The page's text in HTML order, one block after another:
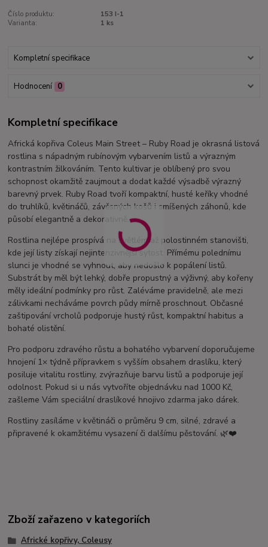
Číslo produktu:
153 I-1
Varianta:
1 ks
Kompletní specifikace
Hodnocení 0
Kompletní specifikace
Africká kopřiva Coleus Main Street – Ruby Road je okrasná listová
rostlina s nápadným rubínovým vybarvením listů a výrazným
kontrastním žilkováním. Tento kultivar je oblíbený pro svou
schopnost okamžitě zaujmout a dodat každé výsadbě výrazný
barevný prvek. Ruby Road tvoří kompaktní, husté keříky vhodné
do truhlíků, květináčů, závěsných košů i smíšených záhonů, kde
působí elegantně a dekorativně.
Rostlina nejlépe prospívá na světlém až polostinném stanovišti,
kde její listy získají nejintenzivnější sytost. Přímému polednímu
slunci je vhodné se vyhnout, aby nedošlo k popálení listů.
Substrát by měl být lehký, dobře propustný a výživný, aby kořeny
měly ideální podmínky pro růst. Zaléváme pravidelně, ale mezi
zálivkami necháváme povrch půdy mírně proschnout. Občasné
zaštipování vrcholů podporuje hustý růst, kompaktní habitus a
bohaté olistění.
Pro podporu zdravého růstu a bohatého vybarvení doporučujeme
hnojení 1× týdně přípravkem s vyšším obsahem draslíku, který
posiluje vitalitu rostliny, zvýrazňuje barvu listů a podporuje její
odolnost. Pokud si u nás vytvoříte objednávku nad 1000 Kč,
zašleme Vám speciální draslíkové hnojivo zdarma jako dárek.
Rostliny zasíláme v květináči o průměru 9 cm, silné, zdravé a
připravené k okamžitému vysazení či dalšímu pěstování. 🌿❤️
Zboží zařazeno v kategoriích
Africké kopřivy, Coleusy